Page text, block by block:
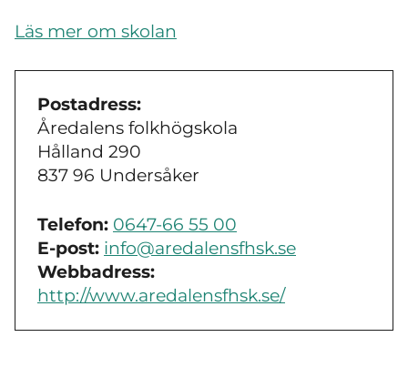
Läs mer om skolan
Postadress:
Åredalens folkhögskola
Hålland 290
837 96 Undersåker
Telefon: 0647-66 55 00
E-post: info@aredalensfhsk.se
Webbadress:
http://www.aredalensfhsk.se/